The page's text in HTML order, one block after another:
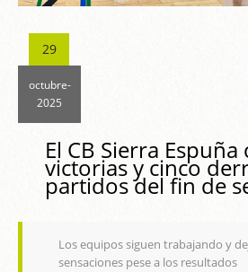
29
octubre-
2025
El CB Sierra
victorias y cinco
partidos del fin de
Los equipos siguen trabajando y
sensaciones pese a los resultados